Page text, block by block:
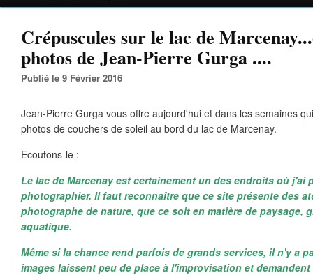
Crépuscules sur le lac de
photos de Jean-Pierre Gurga ....
Publié le 9 Février 2016
Jean-Pierre Gurga vous offre aujourd'hui et dans les semaines
photos de couchers de soleil au bord du lac de Marcenay.
Ecoutons-le :
Le lac de Marcenay est certainement un des endroits où j'ai
photographier. Il faut reconnaître que ce site présente des
photographe de nature, que ce soit en matière de paysage,
aquatique.
Même si la chance rend parfois de grands services, il n'y a
images laissent peu de place à l'improvisation et